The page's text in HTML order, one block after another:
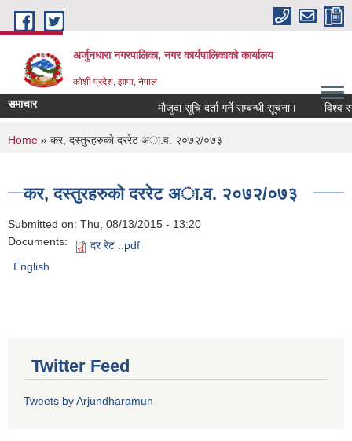
Skip to main content
अर्जुनधारा नगरपालिका, नगर कार्यपालिकाको कार्यालय
कोशी प्रदेश, झापा, नेपाल
समाचार मौजुदा सूचि दर्ता गर्ने सम्बन्धी सूचना। विश्व
You are here
Home » कर, दस्तुरहरुकाे दररेट अा‍.व. २०७२/०७३
कर, दस्तुरहरुकाे दररेट अा‍.व. २०७२/०७३
Submitted on: Thu, 08/13/2015 - 13:20
Documents:
दर रेट ..pdf
English
Twitter Feed
Tweets by Arjundharamun